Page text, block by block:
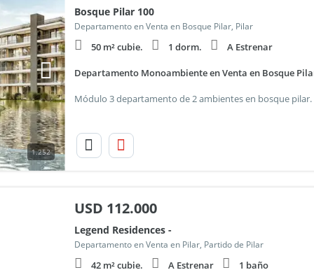
1.252
Bosque Pilar 100
Departamento en Venta en Bosque Pilar, Pilar
50 m² cubie. 1 dorm. A Estrenar
Departamento Monoambiente en Venta en Bosque
USD 112.000
Legend Residences -
Departamento en Venta en Pilar, Partido de Pilar
42 m² cubie. A Estrenar 1 baño